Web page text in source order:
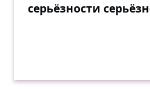
серьёзности